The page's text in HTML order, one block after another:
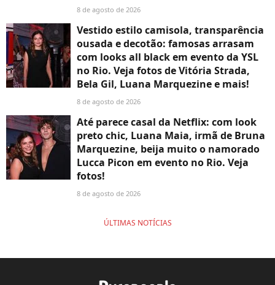
8 de agosto de 2026
Vestido estilo camisola, transparência
ousada e decotão: famosas arrasam
com looks all black em evento da YSL
no Rio. Veja fotos de Vitória Strada,
Bela Gil, Luana Marquezine e mais!
8 de agosto de 2026
Até parece casal da Netflix: com look
preto chic, Luana Maia, irmã de Bruna
Marquezine, beija muito o namorado
Lucca Picon em evento no Rio. Veja
fotos!
8 de agosto de 2026
ÚLTIMAS NOTÍCIAS